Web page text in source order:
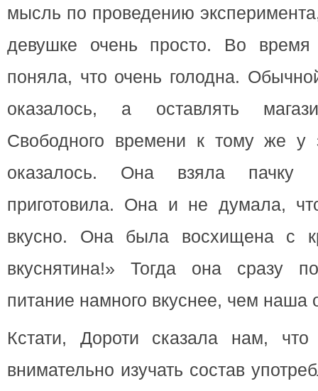
мысль по проведению
девушке очень просто. Во
поняла, что очень голодна.
оказалось, а оставлять
Свободного времени к тому же у
оказалось. Она взяла
приготовила. Она и не думала,
вкусно. Она была восхищена с
вкуснятина!» Тогда она сразу
питание намного вкуснее, чем наша
Кстати, Дороти сказала нам,
внимательно изучать состав